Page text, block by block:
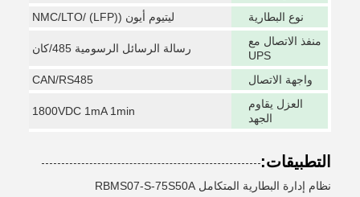
نوع البطارية
ليتيوم أيون ((LFP) /NMC/LTO
منفذ الاتصال مع
UPS
رسالة الرسائل الرسومية 485/كان
واجهة الاتصال
CAN/RS485
العزل يقاوم
الجهد
1800VDC 1mA 1min
التطبيقات:
نظام إدارة البطارية المتكامل RBMS07-S-75S50A